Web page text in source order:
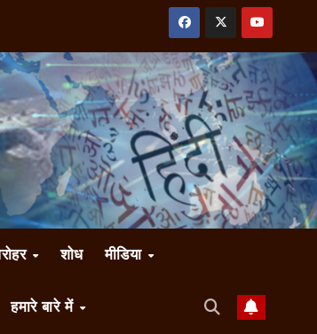
शोध मीडिया
हमारे बारे में